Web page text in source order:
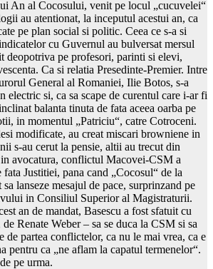
An al Cocosului, venit pe locul „cucuvelei“
au atentionat, la inceputul acestui an, ca
pe plan social si politic. Ceea ce s-a si
cu Guvernul au bulversat mersul
deopotriva pe profesori, parinti si elevi,
Ca si relatia Presedinte-Premier. Intre
General al Romaniei, Ilie Botos, s-a
electric si, ca sa scape de curentul care i-ar fi
balanta tinuta de fata aceea oarba pe
in momentul „Patriciu“, catre Cotroceni.
modificate, au creat miscari browniene in
s-au cerut la pensie, altii au trecut din
avocatura, conflictul Macovei-CSM a
Justitiei, pana cand „Cocosul“ de la
lanseze mesajul de pace, surprinzand pe
in Consiliul Superior al Magistraturii.
an de mandat, Basescu a fost sfatuit cu
Renate Weber – sa se duca la CSM si sa
de partea conflictelor, ca nu le mai vrea, ca e
pentru ca „ne aflam la capatul termenelor“.
pe urma.